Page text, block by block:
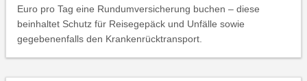
Euro pro Tag eine Rundumversicherung buchen – diese
beinhaltet Schutz für Reisegepäck und Unfälle sowie
gegebenenfalls den Krankenrücktransport.